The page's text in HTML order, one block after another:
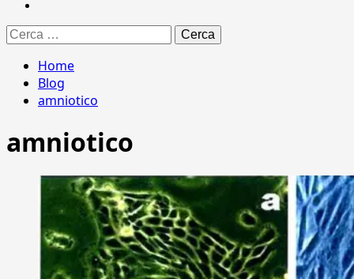
Ricerca
per:
Home
Blog
amniotico
amniotico